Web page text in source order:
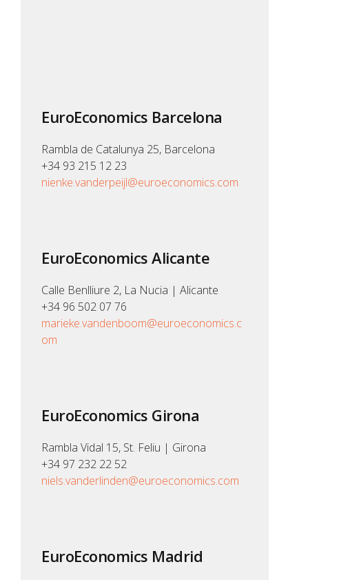
EuroEconomics Barcelona
Rambla de Catalunya 25, Barcelona
+34 93 215 12 23
nienke.vanderpeijl@euroeconomics.com
EuroEconomics Alicante
Calle Benlliure 2, La Nucia | Alicante
+34 96 502 07 76
marieke.vandenboom@euroeconomics.c
om
EuroEconomics Girona
Rambla Vidal 15, St. Feliu | Girona
+34 97 232 22 52
niels.vanderlinden@euroeconomics.com
EuroEconomics Madrid